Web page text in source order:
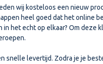
wij kosteloos een nieuw
heel goed dat het online
in het echt op elkaar? Om
snelle levertijd. Zodra je je